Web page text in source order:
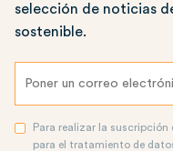
selección de noticias
sostenible.
Para realizar la
para el tratamiento de